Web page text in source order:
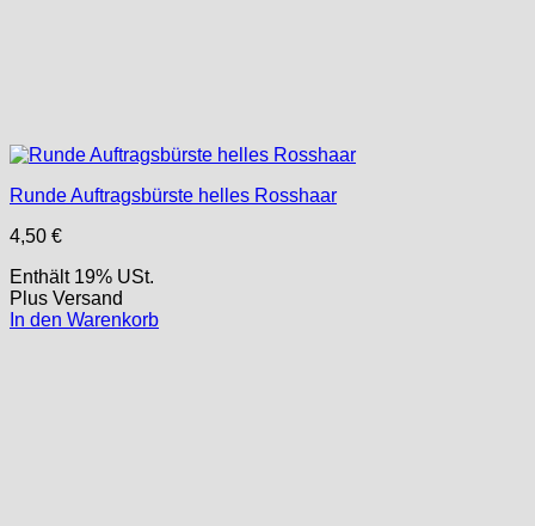
Runde Auftragsbürste helles Rosshaar
4,50 €
Enthält 19% USt.
Plus Versand
In den Warenkorb